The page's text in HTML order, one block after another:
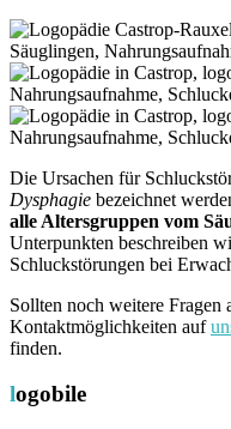
Die Ursachen für
Dysphagie bezeichnet
alle Altersgruppen vom
Unterpunkten beschreiben
Schluckstörungen bei
Sollten noch weitere Fragen
Kontaktmöglichkeiten auf
finden.
logobile